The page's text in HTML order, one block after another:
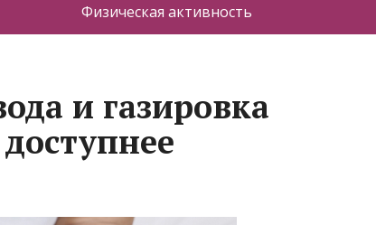
Физическая активность
и газировка